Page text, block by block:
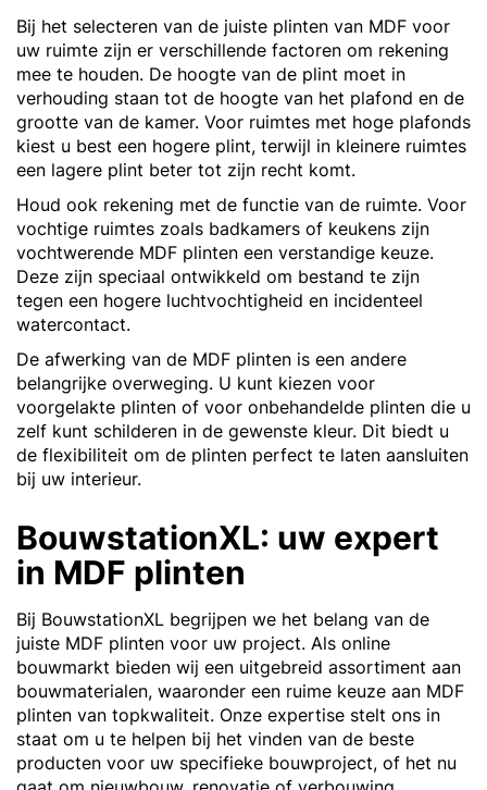
Bij het selecteren van de juiste plinten van MDF voor
uw ruimte zijn er verschillende factoren om rekening
mee te houden. De hoogte van de plint moet in
verhouding staan tot de hoogte van het plafond en de
grootte van de kamer. Voor ruimtes met hoge plafonds
kiest u best een hogere plint, terwijl in kleinere ruimtes
een lagere plint beter tot zijn recht komt.
Houd ook rekening met de functie van de ruimte. Voor
vochtige ruimtes zoals badkamers of keukens zijn
vochtwerende MDF plinten een verstandige keuze.
Deze zijn speciaal ontwikkeld om bestand te zijn
tegen een hogere luchtvochtigheid en incidenteel
watercontact.
De afwerking van de MDF plinten is een andere
belangrijke overweging. U kunt kiezen voor
voorgelakte plinten of voor onbehandelde plinten die u
zelf kunt schilderen in de gewenste kleur. Dit biedt u
de flexibiliteit om de plinten perfect te laten aansluiten
bij uw interieur.
BouwstationXL: uw expert
in MDF plinten
Bij BouwstationXL begrijpen we het belang van de
juiste MDF plinten voor uw project. Als online
bouwmarkt bieden wij een uitgebreid assortiment aan
bouwmaterialen, waaronder een ruime keuze aan MDF
plinten van topkwaliteit. Onze expertise stelt ons in
staat om u te helpen bij het vinden van de beste
producten voor uw specifieke bouwproject, of het nu